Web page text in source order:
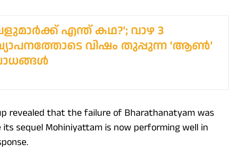
എന്ത് കഥ?'; വാഴ 3
വിഷം തുപ്പുന്ന 'ആൺ'
revealed that the failure of Bharathanatyam was
sequel Mohiniyattam is now performing well in